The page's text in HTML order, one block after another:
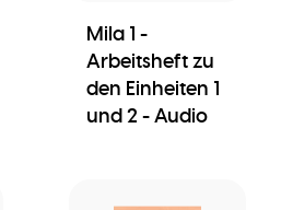
Mila 1 -
Arbeitsheft zu
den Einheiten 1
und 2 - Audio